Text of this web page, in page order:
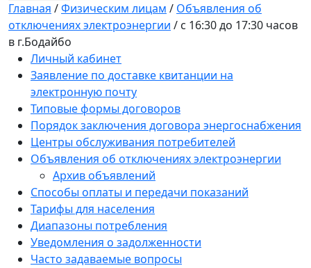
Главная /Физическим лицам / Объявления об
отключениях электроэнергии / с 16:30 до 17:30 часов
в г.Бодайбо
Личный кабинет
Заявление по доставке квитанции на
электронную почту
Типовые формы договоров
Порядок заключения договора энергоснабжения
Центры обслуживания потребителей
Объявления об отключениях электроэнергии
Архив объявлений
Способы оплаты и передачи показаний
Тарифы для населения
Диапазоны потребления
Уведомления о задолженности
Часто задаваемые вопросы